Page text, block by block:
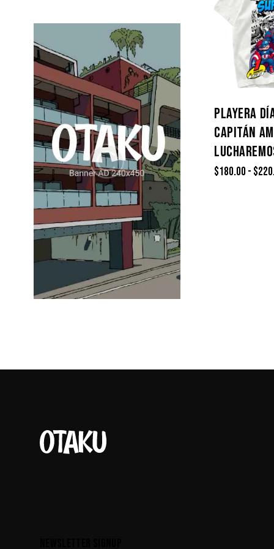
PLAYERA
CAPITÁN
$180.00- $
c
n
1
d
5